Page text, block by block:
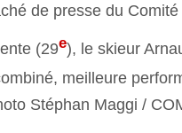
de presse du
(29e), le skieur
meilleure
Stéphan Maggi /